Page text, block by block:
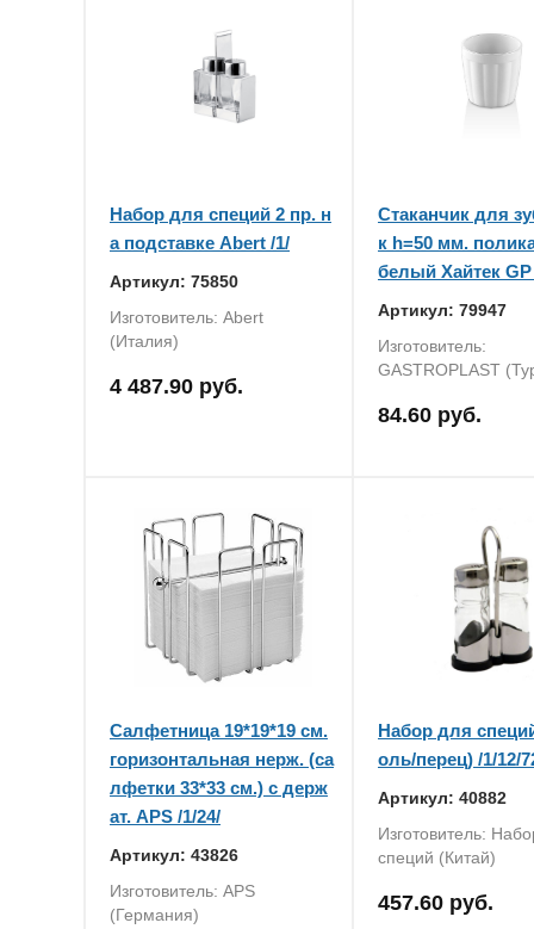
Набор для специй 2 пр. н
а подставке Abert /1/
Артикул: 75850
Изготовитель: Abert
(Италия)
4 487.90 руб.
Стаканчик для
к h=50 мм.
белый Хайтек GP
Артикул: 79947
Изготовитель:
GASTROPLAST
84.60 руб.
Салфетница 19*19*19 см.
горизонтальная нерж. (са
лфетки 33*33 см.) с держ
ат. APS /1/24/
Артикул: 43826
Изготовитель: APS
(Германия)
Набор для
оль/перец) /1/12/
Артикул: 40882
Изготовитель:
специй (Китай)
457.60 руб.